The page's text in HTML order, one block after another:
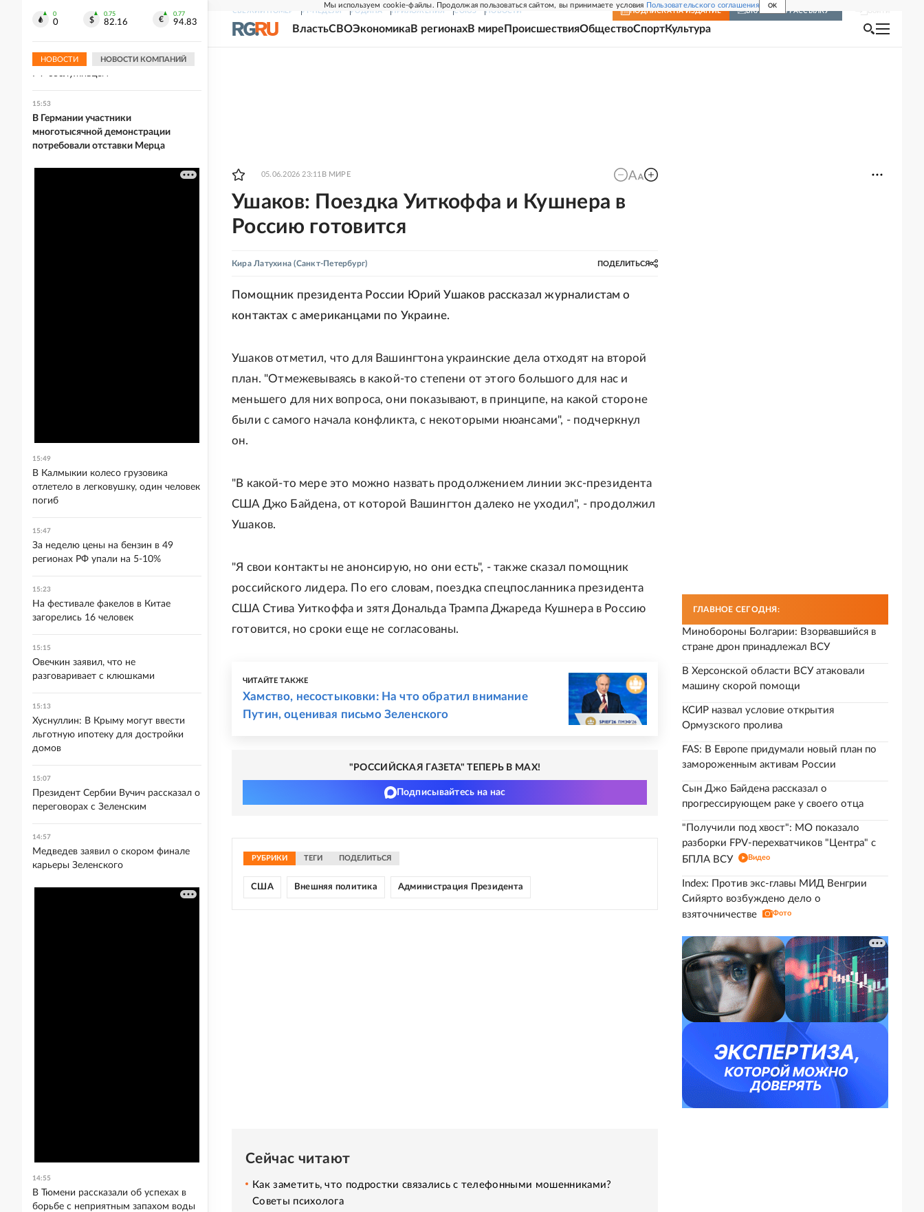
Мы используем cookie-файлы. Продолжая пользоваться сайтом, вы принимаете условия Пользовательского соглашения OK
СВЕЖИЙ НОМЕР РГ-НЕДЕЛЯ РОДИНА ПРИЛОЖЕНИЯ СОЮЗ НОВОСТИ ПОДПИСКА НА ИЗДАНИЕ ВКЛЮЧИТЬ РАССЫЛКУ
ВластьСВОЭкономикаВ регионахВ мире ПроисшествияОбществоСпортКультура
05.06.2026 23:11 В МИРЕ
Ушаков: Поездка Уиткоффа и Кушнера в
Россию готовится
Кира Латухина (Санкт-Петербург) ПОДЕЛИТЬСЯ
Помощник президента России Юрий Ушаков рассказал журналистам о
контактах с американцами по Украине.
Ушаков отметил, что для Вашингтона украинские дела отходят на второй
план. "Отмежевываясь в какой-то степени от этого большого для нас и
меньшего для них вопроса, они показывают, в принципе, на какой стороне
были с самого начала конфликта, с некоторыми нюансами", - подчеркнул
он.
"В какой-то мере это можно назвать продолжением линии экс-президента
США Джо Байдена, от которой Вашингтон далеко не уходил", - продолжил
Ушаков.
"Я свои контакты не анонсирую, но они есть", - также сказал помощник
российского лидера. По его словам, поездка спецпосланника президента
США Стива Уиткоффа и зятя Дональда Трампа Джареда Кушнера в Россию
готовится, но сроки еще не согласованы.
ЧИТАЙТЕ ТАКЖЕ
Хамство, несостыковки: На что обратил внимание
Путин, оценивая письмо Зеленского
"РОССИЙСКАЯ ГАЗЕТА" ТЕПЕРЬ В MAX!
Подписывайтесь на нас
РУБРИКИ ТЕГИ ПОДЕЛИТЬСЯ
США Внешняя политика Администрация Президента
Сейчас читают
Как заметить, что подростки связались с телефонными мошенниками?
Советы психолога
ГЛАВНОЕ СЕГОДНЯ:
Минобороны Болгарии: Взорвавшийся в
стране дрон принадлежал ВСУ
В Херсонской области ВСУ атаковали
машину скорой помощи
КСИР назвал условие открытия
Ормузского пролива
FAS: В Европе придумали новый план по
замороженным активам России
Сын Джо Байдена рассказал о
прогрессирующем раке у своего отца
"Получили под хвост": МО показало
разборки FPV-перехватчиков "Центра" с
БПЛА ВСУ
Видео
Index: Против экс-главы МИД Венгрии
Сийярто возбуждено дело о
взяточничестве
Фото
0
0
0.75
82.16
0.77
94.83
НОВОСТИ НОВОСТИ КОМПАНИЙ
камеру с перешедшим на сторону
РФ сослуживцем
15:53
В Германии участники
многотысячной демонстрации
потребовали отставки Мерца
15:49
В Калмыкии колесо грузовика
отлетело в легковушку, один человек
погиб
15:47
За неделю цены на бензин в 49
регионах РФ упали на 5-10%
15:23
На фестивале факелов в Китае
загорелись 16 человек
15:15
Овечкин заявил, что не
разговаривает с клюшками
15:13
Хуснуллин: В Крыму могут ввести
льготную ипотеку для достройки
домов
15:07
Президент Сербии Вучич рассказал о
переговорах с Зеленским
14:57
Медведев заявил о скором финале
карьеры Зеленского
14:55
В Тюмени рассказали об успехах в
борьбе с неприятным запахом воды